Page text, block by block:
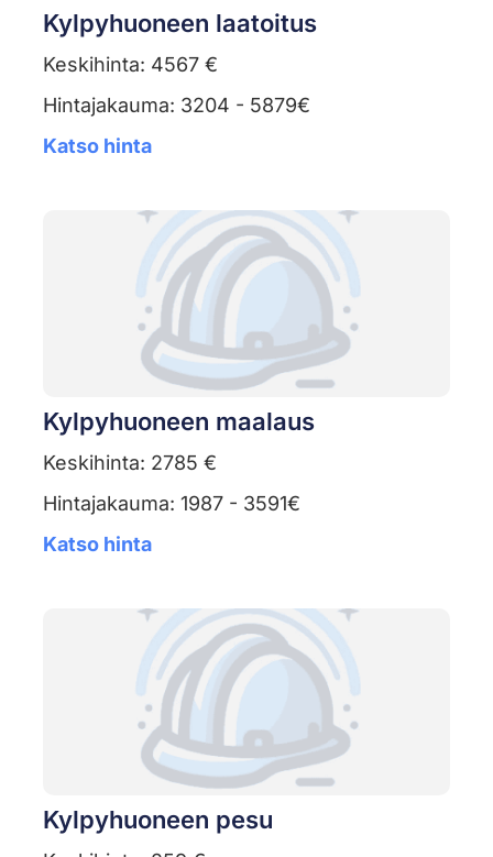
Kylpyhuoneen laatoitus
Keskihinta: 4567 €
Hintajakauma: 3204 - 5879€
Katso hinta
Kylpyhuoneen maalaus
Keskihinta: 2785 €
Hintajakauma: 1987 - 3591€
Katso hinta
Kylpyhuoneen pesu